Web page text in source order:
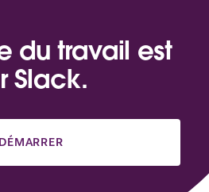
du travail est
Slack.
DÉMARRER